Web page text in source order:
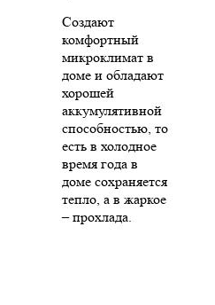
Создают
комфортный
микроклимат в
доме и обладают
хорошей
аккумулятивной
способностью, то
есть в холодное
время года в
доме сохраняется
тепло, а в жаркое
– прохлада.